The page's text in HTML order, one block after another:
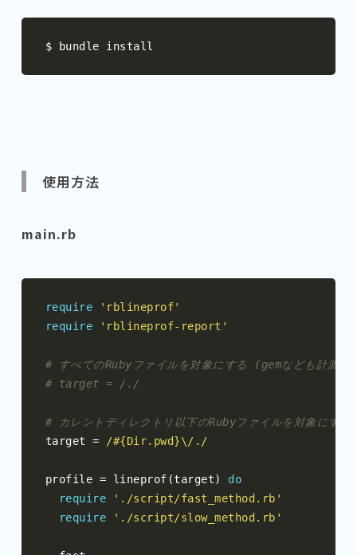
$ bundle install
使用方法
main.rb
require
'rblineprof'
require
'rblineprof-report'
# すべてのRubyファイルを対象にする (gemなども計測さ
# target = /./
# カレントディレクトリ以下のRubyファイルを対象にする
target = /#{Dir.pwd}\/./
profile = lineprof (target)
do
require
'./script/fast_method.rb'
require
'./script/slow_method.rb'